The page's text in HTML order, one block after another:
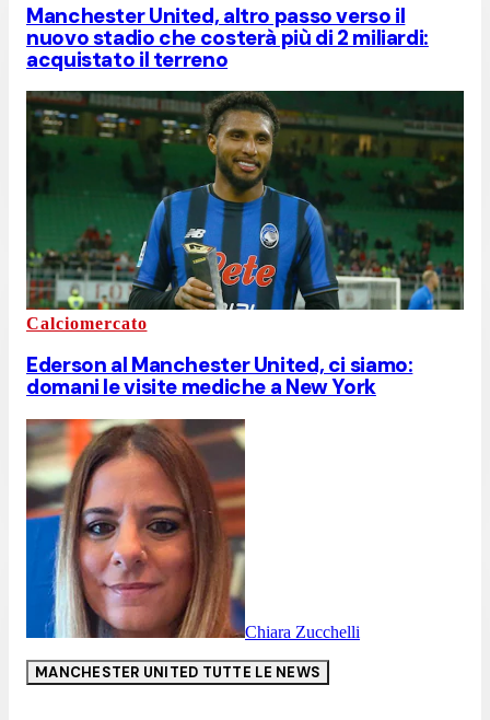
Manchester United, altro passo verso il
nuovo stadio che costerà più di 2 miliardi:
acquistato il terreno
Calciomercato
Ederson al Manchester United, ci siamo:
domani le visite mediche a New York
Chiara Zucchelli
MANCHESTER UNITED TUTTE LE NEWS